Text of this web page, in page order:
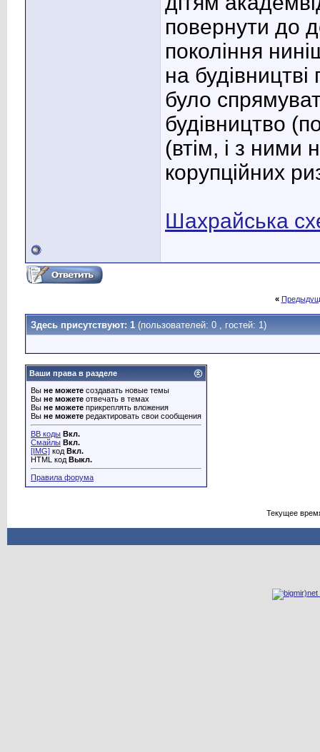
повернути до
покоління
на
було
будівництво
(втім, і з ними
корупційних
Шахрайська
«
Здесь присутствуют: 1 (пользователей: 0 , гостей: 1)
Ваши права в разделе
Вы не можете создавать новые темы
Вы не можете отвечать в темах
Вы не можете прикреплять вложения
Вы не можете редактировать свои сообщения
BB коды Вкл.
Смайлы Вкл.
[IMG] код Вкл.
HTML код Выкл.
Правила форума
Текущее